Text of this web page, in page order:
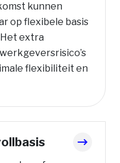
kunnen
op flexibele basis
extra
flexibiliteit en